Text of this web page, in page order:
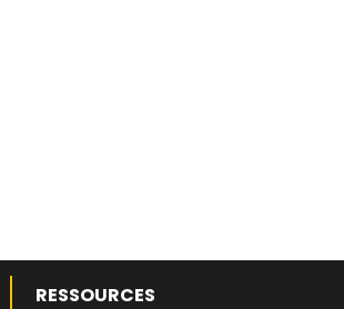
RESSOURCES